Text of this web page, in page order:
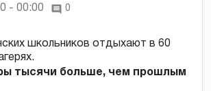
- 00:00 0
тысячи больше, чем прошлым